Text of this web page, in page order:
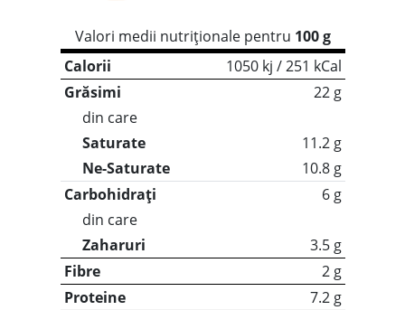
Valori medii nutriționale pentru 100 g
Calorii
1050 kj / 251 kCal
Grăsimi
22 g
din care
Saturate
11.2 g
Ne-Saturate
10.8 g
Carbohidrați
6 g
din care
Zaharuri
3.5 g
Fibre
2 g
Proteine
7.2 g